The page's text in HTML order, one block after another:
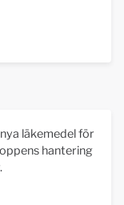
läkemedel för
hantering